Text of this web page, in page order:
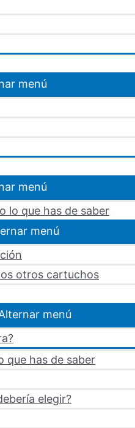
menú
menú
lo que has de saber
menú
otros cartuchos
menú
que has de saber
elegir?